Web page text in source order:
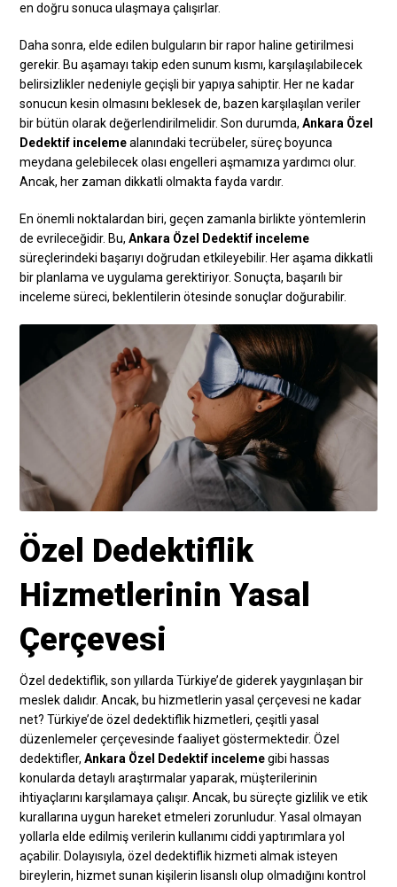
en doğru sonuca ulaşmaya çalışırlar.
Daha sonra, elde edilen bulguların bir rapor haline getirilmesi
gerekir. Bu aşamayı takip eden sunum kısmı, karşılaşılabilecek
belirsizlikler nedeniyle geçişli bir yapıya sahiptir. Her ne kadar
sonucun kesin olmasını beklesek de, bazen karşılaşılan veriler
bir bütün olarak değerlendirilmelidir. Son durumda,Ankara Özel
Dedektif incelemealanındaki tecrübeler, süreç boyunca
meydana gelebilecek olası engelleri aşmamıza yardımcı olur.
Ancak, her zaman dikkatli olmakta fayda vardır.
En önemli noktalardan biri, geçen zamanla birlikte yöntemlerin
de evrileceğidir. Bu,Ankara Özel Dedektif inceleme
süreçlerindeki başarıyı doğrudan etkileyebilir. Her aşama dikkatli
bir planlama ve uygulama gerektiriyor. Sonuçta, başarılı bir
inceleme süreci, beklentilerin ötesinde sonuçlar doğurabilir.
Özel Dedektiflik
Hizmetlerinin Yasal
Çerçevesi
Özel dedektiflik, son yıllarda Türkiye’de giderek yaygınlaşan bir
meslek dalıdır. Ancak, bu hizmetlerin yasal çerçevesi ne kadar
net? Türkiye’de özel dedektiflik hizmetleri, çeşitli yasal
düzenlemeler çerçevesinde faaliyet göstermektedir. Özel
dedektifler,Ankara Özel Dedektif incelemegibi hassas
konularda detaylı araştırmalar yaparak, müşterilerinin
ihtiyaçlarını karşılamaya çalışır. Ancak, bu süreçte gizlilik ve etik
kurallarına uygun hareket etmeleri zorunludur. Yasal olmayan
yollarla elde edilmiş verilerin kullanımı ciddi yaptırımlara yol
açabilir. Dolayısıyla, özel dedektiflik hizmeti almak isteyen
bireylerin, hizmet sunan kişilerin lisanslı olup olmadığını kontrol